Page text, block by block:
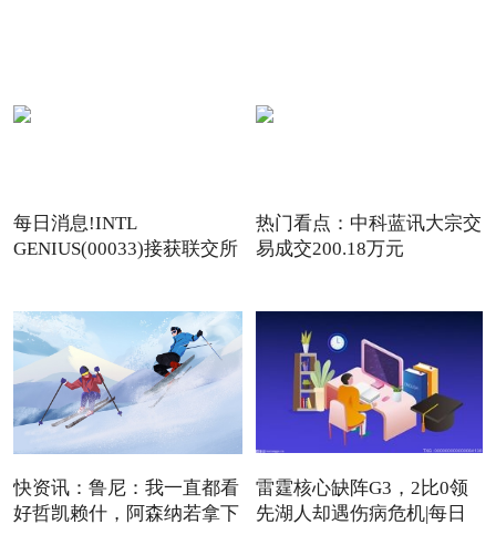
每日消息!INTL
GENIUS(00033)接获联交所
热门看点：中科蓝讯大宗交
易成交200.18万元
快资讯：鲁尼：我一直都看
好哲凯赖什，阿森纳若拿下
雷霆核心缺阵G3，2比0领
先湖人却遇伤病危机|每日